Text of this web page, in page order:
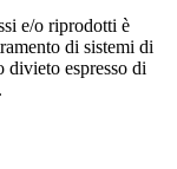
e/o riprodotti è
di sistemi di
divieto espresso di